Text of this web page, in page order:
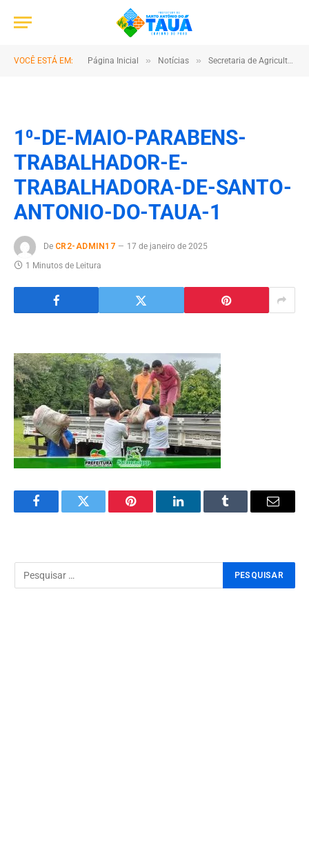
VOCÊ ESTÁ EM: Página Inicial » Notícias » Secretaria de Agricultura entrega insumos na comunidade Bom Jesus
1⁰-DE-MAIO-PARABENS-
TRABALHADOR-E-
TRABALHADORA-DE-SANTO-
ANTONIO-DO-TAUA-1
De CR2-ADMIN17
17 de janeiro de 2025
1 Minutos de Leitura
FacebookTwitter Pinterest LinkedInTumblr Email